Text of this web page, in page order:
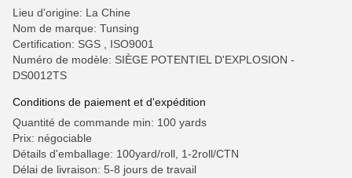
Lieu d'origine: La Chine
Nom de marque: Tunsing
Certification: SGS , ISO9001
Numéro de modèle: SIÈGE POTENTIEL D'EXPLOSION -
DS0012TS
Conditions de paiement et d'expédition
Quantité de commande min: 100 yards
Prix: négociable
Détails d'emballage: 100yard/roll, 1-2roll/CTN
Délai de livraison: 5-8 jours de travail